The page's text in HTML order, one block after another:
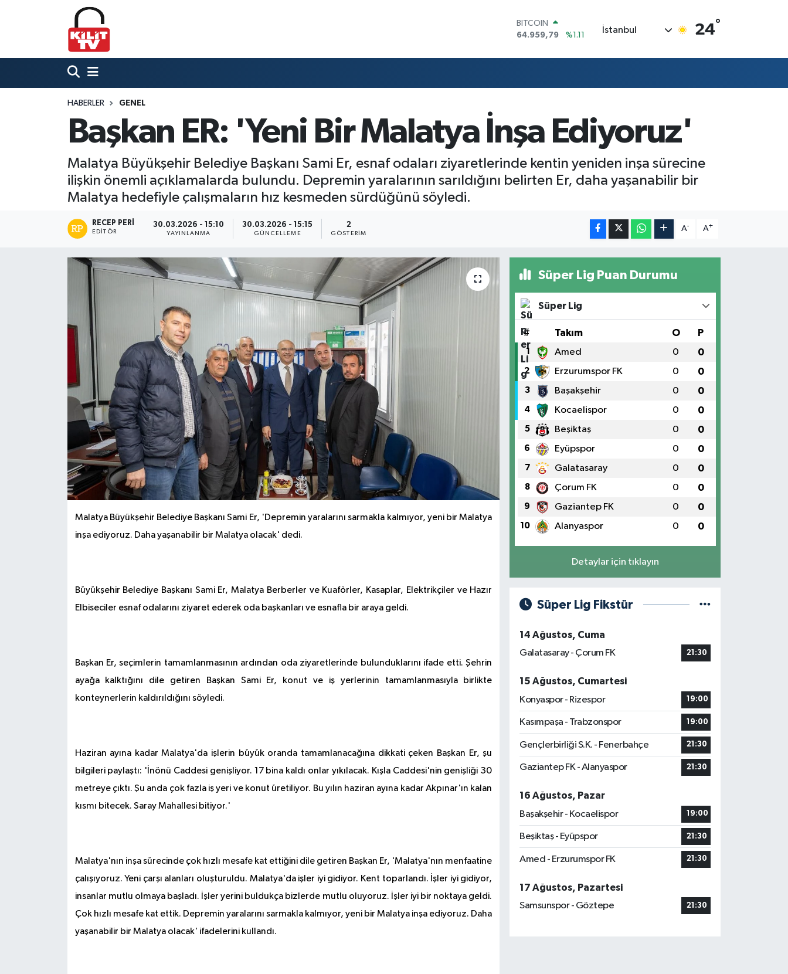
BITCOIN
64.959,79
%1.11
47,7436
%0.18
GRAM ALTIN
6660.55
%0.03
BİST100
İstanbul 24°
HABERLER GENEL
Başkan ER: 'Yeni Bir Malatya İnşa Ediyoruz'
Malatya Büyükşehir Belediye Başkanı Sami Er, esnaf odaları ziyaretlerinde kentin yeniden inşa sürecine
ilişkin önemli açıklamalarda bulundu. Depremin yaralarının sarıldığını belirten Er, daha yaşanabilir bir
Malatya hedefiyle çalışmaların hız kesmeden sürdüğünü söyledi.
RECEP PERI
EDITÖR
30.03.2026 - 15:10
YAYINLANMA
30.03.2026 - 15:15
GÜNCELLEME
2
GÖSTERIM
A- A+
Malatya Büyükşehir Belediye Başkanı Sami Er, 'Depremin yaralarını sarmakla kalmıyor, yeni bir Malatya
inşa ediyoruz. Daha yaşanabilir bir Malatya olacak' dedi.
Büyükşehir Belediye Başkanı Sami Er, Malatya Berberler ve Kuaförler, Kasaplar, Elektrikçiler ve Hazır
Elbiseciler esnaf odalarını ziyaret ederek oda başkanları ve esnafla bir araya geldi.
Başkan Er, seçimlerin tamamlanmasının ardından oda ziyaretlerinde bulunduklarını ifade etti. Şehrin
ayağa kalktığını dile getiren Başkan Sami Er, konut ve iş yerlerinin tamamlanmasıyla birlikte
konteynerlerin kaldırıldığını söyledi.
Haziran ayına kadar Malatya'da işlerin büyük oranda tamamlanacağına dikkati çeken Başkan Er, şu
bilgileri paylaştı: 'İnönü Caddesi genişliyor. 17 bina kaldı onlar yıkılacak. Kışla Caddesi'nin genişliği 30
metreye çıktı. Şu anda çok fazla iş yeri ve konut üretiliyor. Bu yılın haziran ayına kadar Akpınar'ın kalan
kısmı bitecek. Saray Mahallesi bitiyor.'
Malatya'nın inşa sürecinde çok hızlı mesafe kat ettiğini dile getiren Başkan Er, 'Malatya'nın menfaatine
çalışıyoruz. Yeni çarşı alanları oluşturuldu. Malatya'da işler iyi gidiyor. Kent toparlandı. İşler iyi gidiyor,
insanlar mutlu olmaya başladı. İşler yerini buldukça bizlerde mutlu oluyoruz. İşler iyi bir noktaya geldi.
Çok hızlı mesafe kat ettik. Depremin yaralarını sarmakla kalmıyor, yeni bir Malatya inşa ediyoruz. Daha
yaşanabilir bir Malatya olacak' ifadelerini kullandı.
Süper Lig Puan Durumu
Süper Lig
# Takım O P
1 Amed 0 0
2 Erzurumspor FK 0 0
3 Başakşehir 0 0
4 Kocaelispor 0 0
5 Beşiktaş 0 0
6 Eyüpspor 0 0
7 Galatasaray 0 0
8 Çorum FK 0 0
9 Gaziantep FK 0 0
10 Alanyaspor 0 0
Detaylar için tıklayın
Süper Lig Fikstür
14 Ağustos, Cuma
Galatasaray - Çorum FK
21:30
15 Ağustos, Cumartesi
Konyaspor - Rizespor
19:00
Kasımpaşa - Trabzonspor 19:00
Gençlerbirliği S.K. - Fenerbahçe 21:30
Gaziantep FK - Alanyaspor 21:30
16 Ağustos, Pazar
Başakşehir - Kocaelispor
19:00
Beşiktaş - Eyüpspor 21:30
Amed - Erzurumspor FK 21:30
17 Ağustos, Pazartesi
Samsunspor - Göztepe
21:30
Hava Durumu
Trafik Durumu
Süper Lig Puan Durumu ve Fikstür
Tüm Manşetler
Son Dakika Haberleri
Haber Arşivi